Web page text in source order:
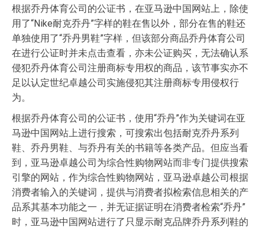
根据乔丹体育公司的公证书，在亚马逊中国网站上，除使
用了“Nike耐克乔丹”字样的鞋在售以外，部分在售的鞋还
单独使用了“乔丹男鞋”字样，但该部分商品乔丹体育公司
在进行公证时并未点击查看，亦未公证购买，无法确认系
侵犯乔丹体育公司注册商标专用权的商品，该节事实亦不
足以认定世纪卓越公司实施侵犯其注册商标专用侵权行
为。
根据乔丹体育公司的公证书，使用“乔丹”作为关键词在亚
马逊中国网站上进行搜索，可搜索出包括耐克乔丹系列
鞋、乔丹男鞋、与乔丹有关的书籍等各类产品。但应当看
到，亚马逊卓越公司为综合性购物网站而非专门提供搜索
引擎的网站，作为综合性购物网站，亚马逊卓越公司根据
消费者输入的关键词，提供与消费者拟检索信息相关的产
品系其基本功能之一，并无证据证明在消费者检索“乔丹”
时，亚马逊中国网站进行了只显示耐克品牌乔丹系列鞋的